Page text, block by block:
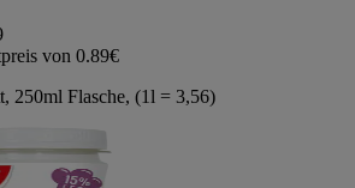
von 0.89€
250ml Flasche, (1l = 3,56)